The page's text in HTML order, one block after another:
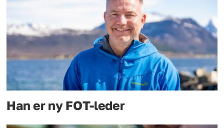
Han er ny FOT-leder